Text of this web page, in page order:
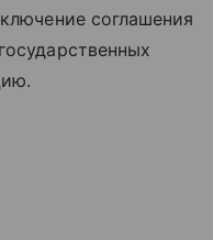
соглашения